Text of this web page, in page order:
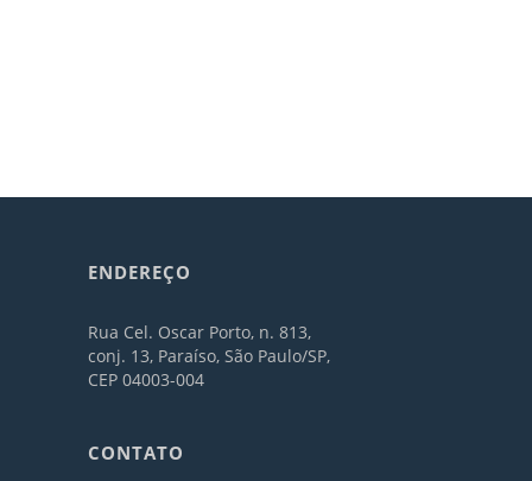
ENDEREÇO
Rua Cel. Oscar Porto, n. 813,
conj. 13, Paraíso, São Paulo/SP,
CEP 04003-004
CONTATO